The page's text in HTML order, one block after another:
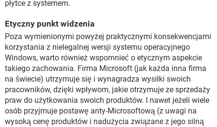
płytce z systemem.
Etyczny punkt widzenia
Poza wymienionymi powyżej praktycznymi konsekwencjami
korzystania z nielegalnej wersji systemu operacyjnego
Windows, warto również wspomnieć o etycznym aspekcie
takiego zachowania. Firma Microsoft (jak każda inna firma
na świecie) utrzymuje się i wynagradza wysiłki swoich
pracowników, dzięki wpływom, jakie otrzymuje ze sprzedaży
praw do użytkowania swoich produktów. I nawet jeżeli wiele
osób przyjmuje postawę anty-Microsoftową (z uwagi na
wysoką cenę produktów i nadużycia związane z jego silną